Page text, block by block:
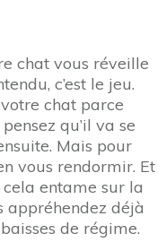
chat vous réveille
c’est le jeu.
chat parce
qu’il va se
Mais pour
vous rendormir. Et
entame sur la
appréhendez déjà
de régime.